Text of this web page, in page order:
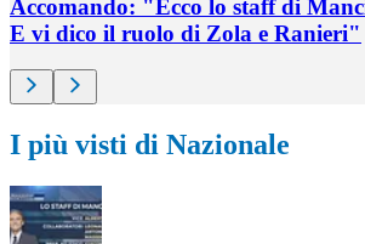
Accomando: "Ecco lo staff di
E vi dico il ruolo di Zola e Ranieri"
I più visti di Nazionale